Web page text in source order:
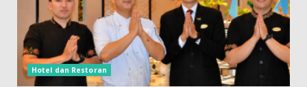
Hotel dan Restoran